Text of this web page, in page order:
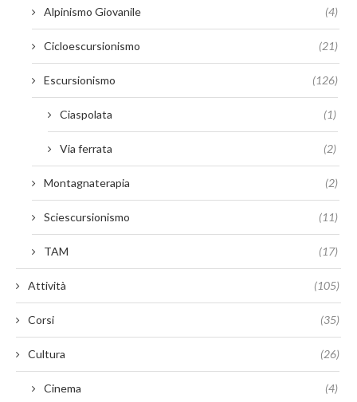
Alpinismo Giovanile (4)
Cicloescursionismo (21)
Escursionismo (126)
Ciaspolata (1)
Via ferrata (2)
Montagnaterapia (2)
Sciescursionismo (11)
TAM (17)
Attività (105)
Corsi (35)
Cultura (26)
Cinema (4)